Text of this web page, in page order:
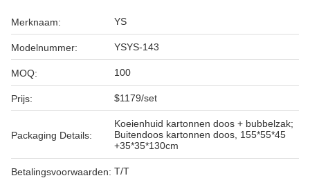
Merknaam: YS
Modelnummer: YSYS-143
MOQ: 100
Prijs: $1179/set
Packaging Details:
Koeienhuid kartonnen doos + bubbelzak;
Buitendoos kartonnen doos, 155*55*45
+35*35*130cm
Betalingsvoorwaarden: T/T